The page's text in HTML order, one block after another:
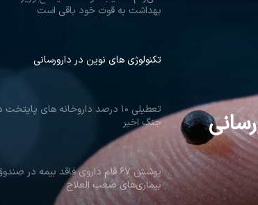
های
تکنولوژی های نوین در دارورسانی
تعطیلی ۱۰ درصد داروخانه های پایتخت در
بیماری‌های صعب العلاج
آغاز نمایشگاه cphi ژاپن از امروز